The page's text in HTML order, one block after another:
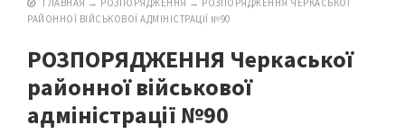
ГЛАВНАЯ → РОЗПОРЯДЖЕННЯ → РОЗПОРЯДЖЕННЯ ЧЕРКАСЬКОЇ
РАЙОННОЇ ВІЙСЬКОВОЇ АДМІНІСТРАЦІЇ №90
РОЗПОРЯДЖЕННЯ Черкаської
районної військової
адміністрації №90